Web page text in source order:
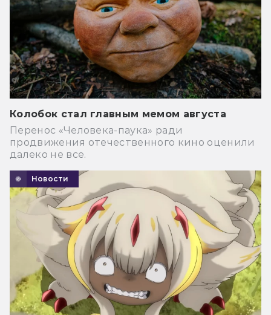
Колобок стал главным мемом августа
Перенос «Человека-паука» ради
продвижения отечественного кино оценили
далеко не все.
Новости